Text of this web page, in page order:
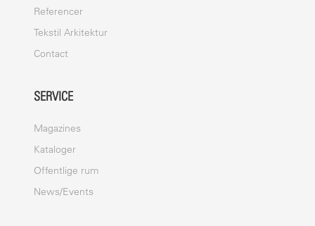
Referencer
Tekstil Arkitektur
Contact
SERVICE
Magazines
Kataloger
Offentlige rum
News/Events